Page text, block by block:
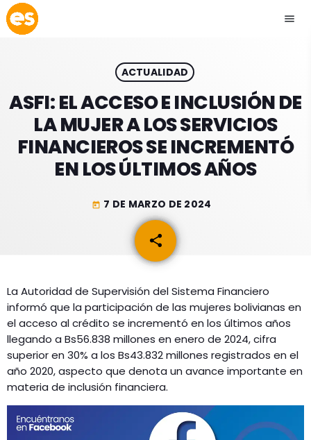
menu
play_arrow EMISIÓN LA PAZ
play_arrow EMISIÓN COCHABAMBA
ESLATINO NEWS
ESPECTÁCULOS
GEEKERS
MÚSICA
ENTRETENIMIENTO
INICIO
RADIO SPLENDID
CONTACTO
ACTUALIDAD
ASFI: EL ACCESO E INCLUSIÓN DE
LA MUJER A LOS SERVICIOS
FINANCIEROS SE INCREMENTÓ
EN LOS ÚLTIMOS AÑOS
today 7 DE MARZO DE 2024
share
email
La Autoridad de Supervisión del Sistema Financiero
informó que la participación de las mujeres bolivianas en
el acceso al crédito se incrementó en los últimos años
llegando a Bs56.838 millones en enero de 2024, cifra
superior en 30% a los Bs43.832 millones registrados en el
año 2020, aspecto que denota un avance importante en
materia de inclusión financiera.